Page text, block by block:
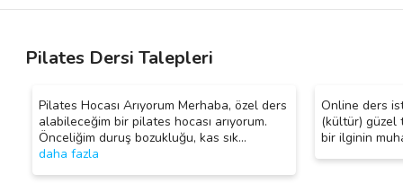
Pilates Dersi Talepleri
Pilates Hocası Arıyorum Merhaba, özel ders
alabileceğim bir pilates hocası arıyorum.
Önceliğim duruş bozukluğu, kas sık…
daha fazla
Online ders
(kültür) güzel
bir ilginin